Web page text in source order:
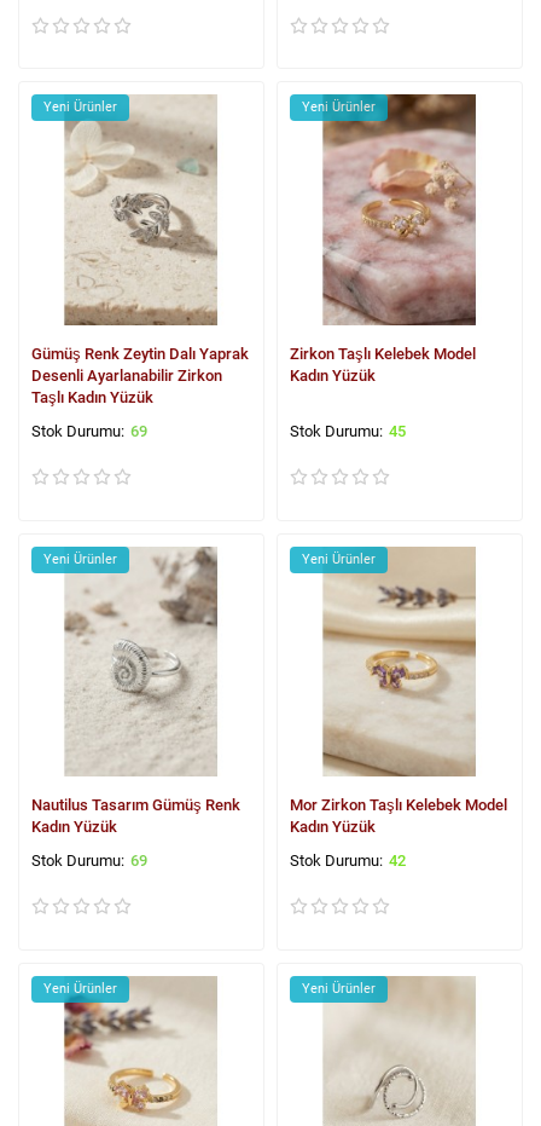
Yeni Ürünler
Gümüş Renk Zeytin Dalı Yaprak
Desenli Ayarlanabilir Zirkon
Taşlı Kadın Yüzük
69
Yeni Ürünler
Zirkon Taşlı Kelebek Model
Kadın Yüzük
45
Yeni Ürünler
Nautilus Tasarım Gümüş Renk
Kadın Yüzük
69
Yeni Ürünler
Mor Zirkon Taşlı Kelebek Model
Kadın Yüzük
42
Yeni Ürünler Yeni Ürünler